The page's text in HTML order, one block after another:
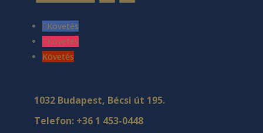
Követés
Követés
Követés
1032 Budapest, Bécsi út 195.
Telefon: +36 1 453-0448